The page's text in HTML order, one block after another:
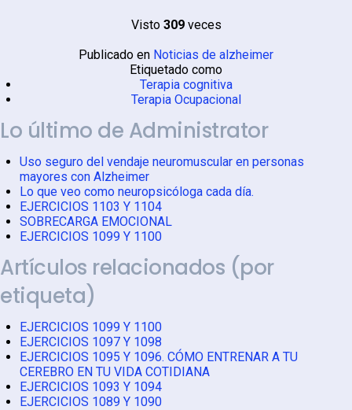
Visto 309veces
Publicado en Noticias de alzheimer
Etiquetado como
Terapia cognitiva
Terapia Ocupacional
Lo último de Administrator
Uso seguro del vendaje neuromuscular en personas
mayores con Alzheimer
Lo que veo como neuropsicóloga cada día.
EJERCICIOS 1103 Y 1104
SOBRECARGA EMOCIONAL
EJERCICIOS 1099 Y 1100
Artículos relacionados (por
etiqueta)
EJERCICIOS 1099 Y 1100
EJERCICIOS 1097 Y 1098
EJERCICIOS 1095 Y 1096. CÓMO ENTRENAR A TU
CEREBRO EN TU VIDA COTIDIANA
EJERCICIOS 1093 Y 1094
EJERCICIOS 1089 Y 1090